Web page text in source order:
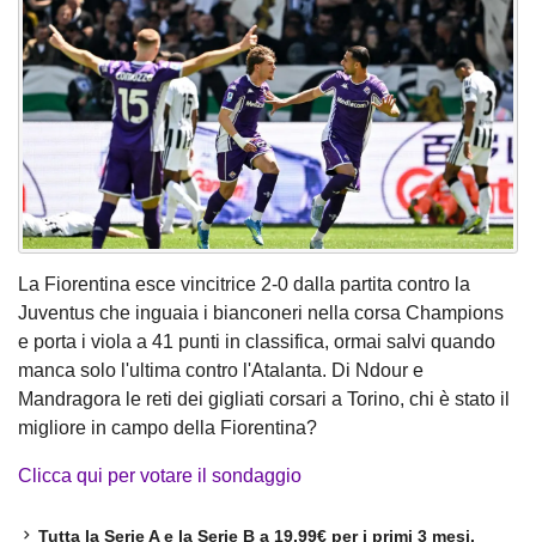
La Fiorentina esce vincitrice 2-0 dalla partita contro la
Juventus che inguaia i bianconeri nella corsa Champions
e porta i viola a 41 punti in classifica, ormai salvi quando
manca solo l'ultima contro l'Atalanta. Di Ndour e
Mandragora le reti dei gigliati corsari a Torino, chi è stato il
migliore in campo della Fiorentina?
Clicca qui per votare il sondaggio
Tutta la Serie A e la Serie B a 19,99€ per i primi 3 mesi.